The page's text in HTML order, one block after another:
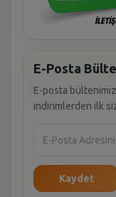
E-Posta
E-posta
indirimlerden ilk
Kaydet